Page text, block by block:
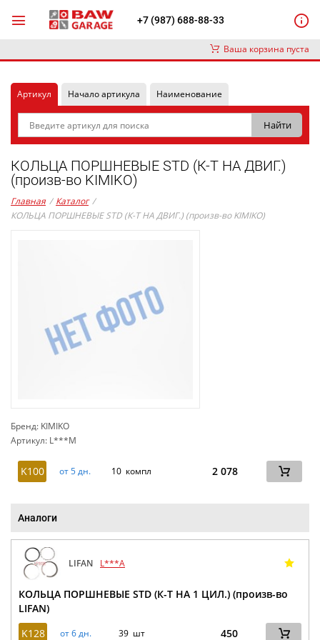
+7 (987) 688-88-33
Ваша корзина пуста
Артикул Начало артикула Наименование
КОЛЬЦА ПОРШНЕВЫЕ STD (К-Т НА ДВИГ.)
(произв-во KIMIKO)
Главная / Каталог /
КОЛЬЦА ПОРШНЕВЫЕ STD (К-Т НА ДВИГ.) (произв-во KIMIKO)
Бренд: KIMIKO
Артикул: L***M
K100 от 5 дн. 10 компл 2 078
Аналоги
LIFAN L***A
КОЛЬЦА ПОРШНЕВЫЕ STD (К-Т НА 1 ЦИЛ.) (произв-во
LIFAN)
K128
от 6 дн. 39 шт 450